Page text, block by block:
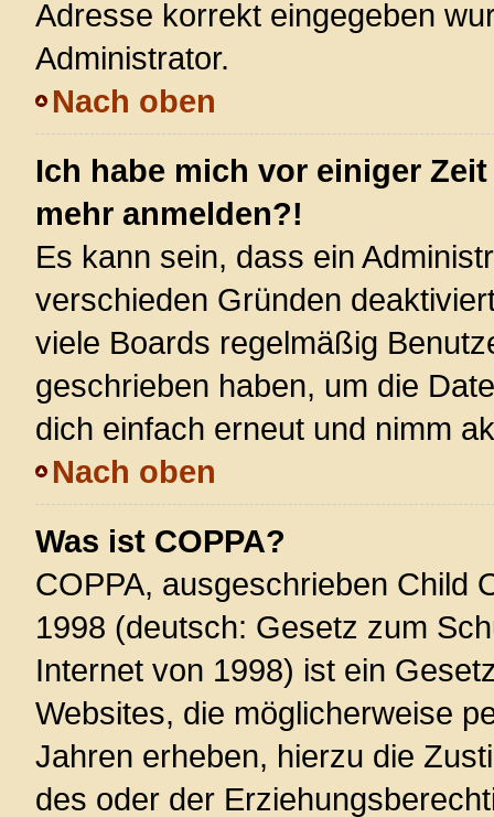
Adresse korrekt eingegeben
Administrator.
Nach oben
Ich habe mich vor einiger
mehr anmelden?!
Es kann sein, dass ein
verschieden Gründen
viele Boards regelmäßig
geschrieben haben, um die
dich einfach erneut und nimm
Nach oben
Was ist COPPA?
COPPA, ausgeschrieben Child
1998 (deutsch: Gesetz zum
Internet von 1998) ist ein
Websites, die möglicherweise
Jahren erheben, hierzu die
des oder der